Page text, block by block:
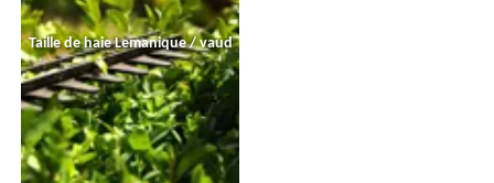
Taille de haie Lemanique / vaud